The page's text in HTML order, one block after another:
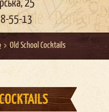
25
55-13
Old School Cocktails